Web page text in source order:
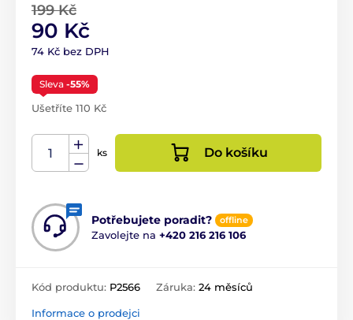
199 Kč
90 Kč
74 Kč bez DPH
Sleva -55%
Ušetříte 110 Kč
ks Do košíku
Potřebujete poradit? offline
Zavolejte na +420 216 216 106
Kód produktu: P2566 Záruka: 24 měsíců
Informace o prodejci